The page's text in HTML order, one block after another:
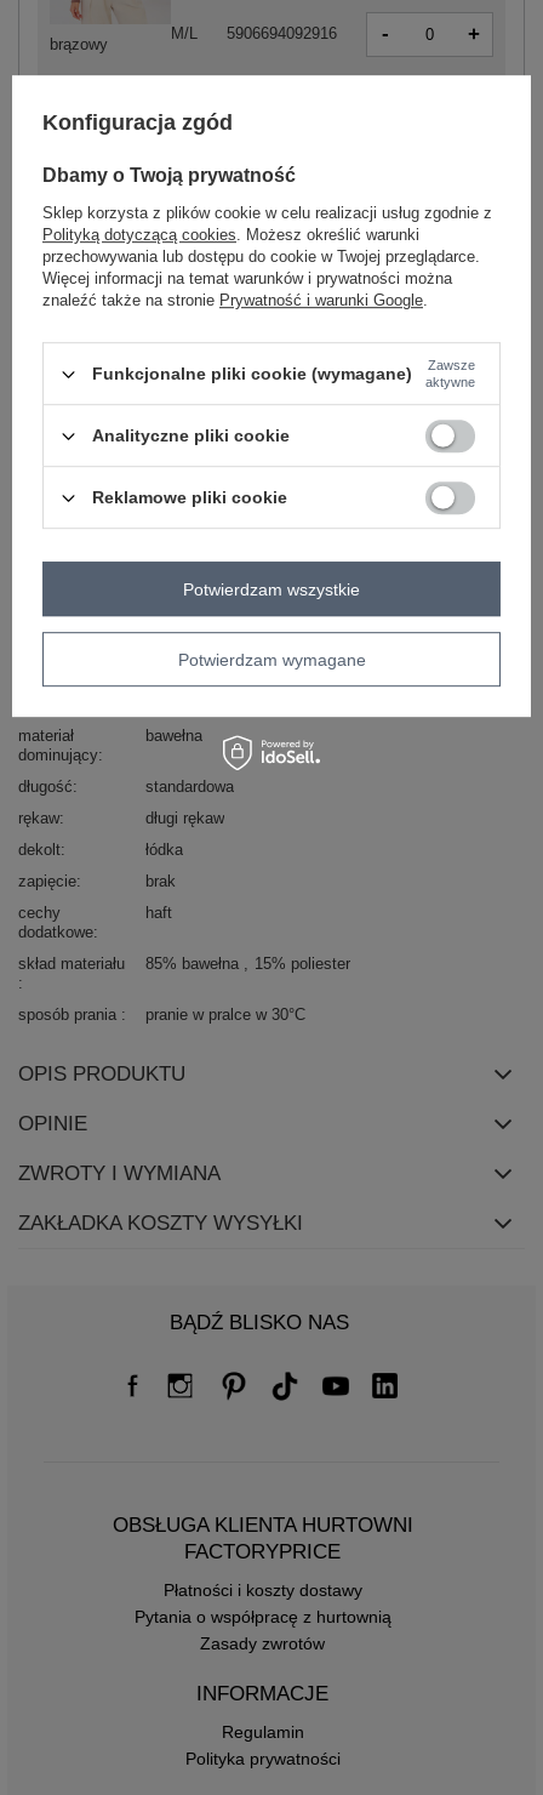
brązowy
M/L 5906694092916 - +
czarny
XL/2XL 5906694092954
M/L 5906694092947 - +
ZALOGUJ SIĘ I ZOBACZ CENĘ
Zadzwoń
+48 601 547 740
Kod produktu
NS-BL-NS2567.03
NATURAL SIDE
wzór
gładki
materiał
dominujący
bawełna
długość
standardowa
rękaw
długi rękaw
dekolt
łódka
zapięcie
brak
cechy
dodatkowe
haft
skład materiału 85% bawełna 15% poliester
sposób prania pranie w pralce w 30°C
OPIS PRODUKTU
OPINIE
ZWROTY I WYMIANA
ZAKŁADKA KOSZTY WYSYŁKI
BĄDŹ BLISKO NAS
OBSŁUGA KLIENTA HURTOWNI
FACTORYPRICE
Płatności i koszty dostawy
Pytania o współpracę z hurtownią
Zasady zwrotów
INFORMACJE
Regulamin
Polityka prywatności
Konfiguracja zgód
Dbamy o Twoją prywatność
Sklep korzysta z plików cookie w celu realizacji usług zgodnie z
Polityką dotyczącą cookies. Możesz określić warunki
przechowywania lub dostępu do cookie w Twojej przeglądarce.
Więcej informacji na temat warunków i prywatności można
znaleźć także na stronie Prywatność i warunki Google.
Funkcjonalne pliki cookie (wymagane)
Zawsze
aktywne
Analityczne pliki cookie
Reklamowe pliki cookie
Potwierdzam wymagane
Potwierdzam wszystkie